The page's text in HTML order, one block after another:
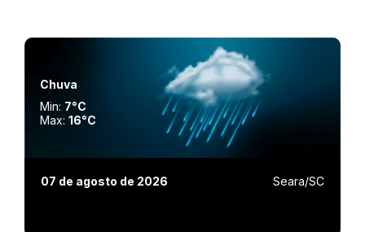
Chuva
Min: 7°C
Max:16°C
07 de agosto de 2026 Seara/SC